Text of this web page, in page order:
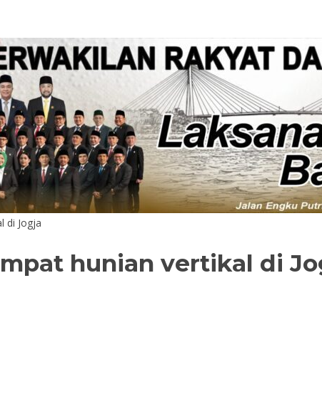
di Jogja
hunian vertikal di